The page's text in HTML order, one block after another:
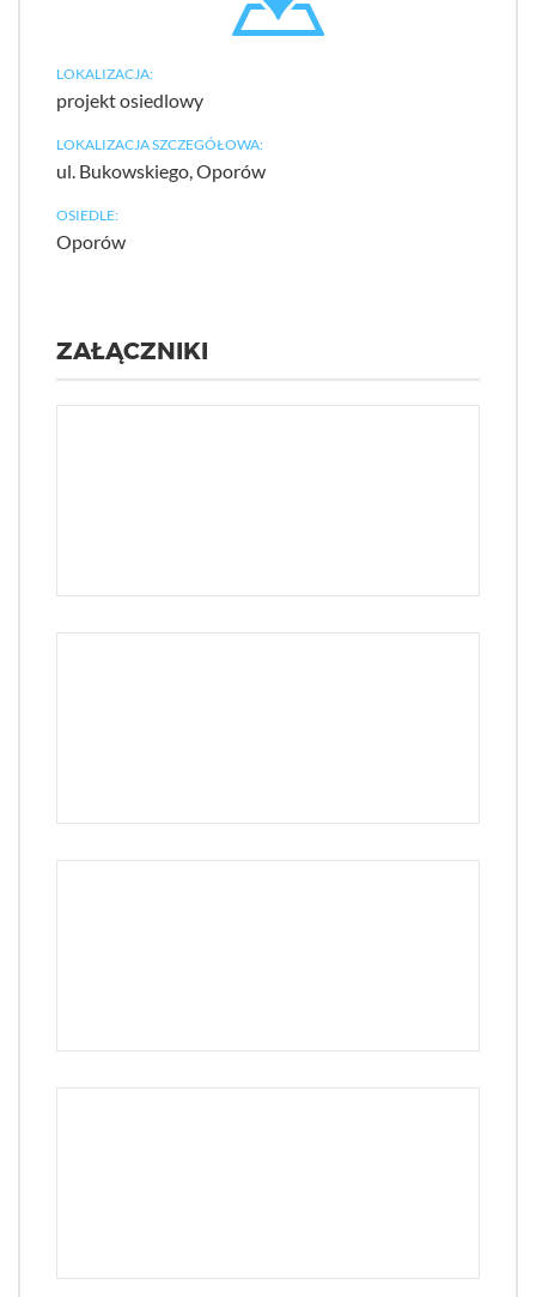
LOKALIZACJA:
projekt osiedlowy
LOKALIZACJA SZCZEGÓŁOWA:
ul. Bukowskiego, Oporów
OSIEDLE:
Oporów
ZAŁĄCZNIKI